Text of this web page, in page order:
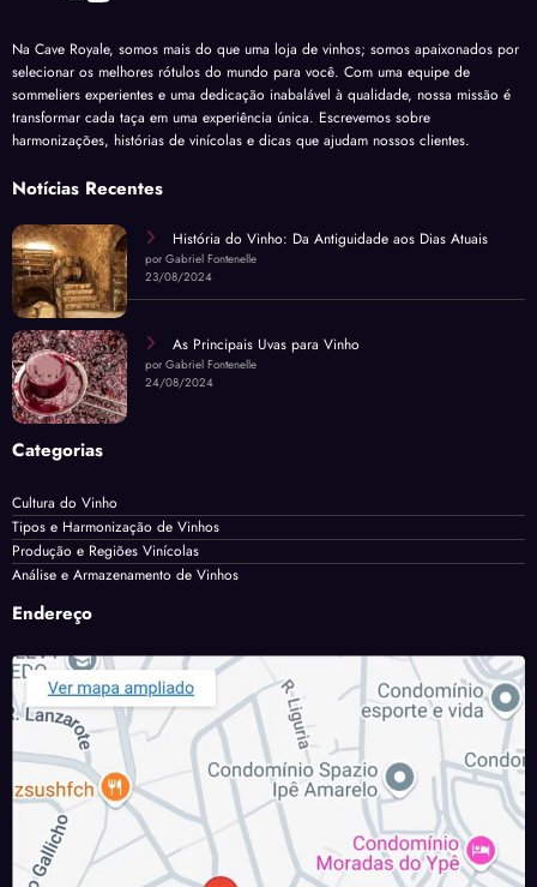
Na Cave Royale, somos mais do que uma loja de vinhos; somos apaixonados por
selecionar os melhores rótulos do mundo para você. Com uma equipe de
sommeliers experientes e uma dedicação inabalável à qualidade, nossa missão é
transformar cada taça em uma experiência única. Escrevemos sobre
harmonizações, histórias de vinícolas e dicas que ajudam nossos clientes.
Notícias Recentes
História do Vinho: Da Antiguidade aos Dias Atuais
por Gabriel Fontenelle
23/08/2024
As Principais Uvas para Vinho
por Gabriel Fontenelle
24/08/2024
Categorias
Cultura do Vinho
Tipos e Harmonização de Vinhos
Produção e Regiões Vinícolas
Análise e Armazenamento de Vinhos
Endereço